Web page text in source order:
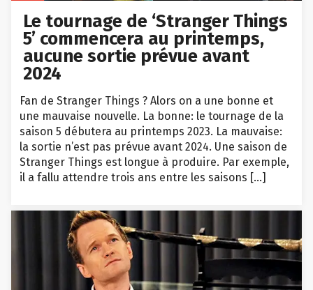
Le tournage de ‘Stranger Things
5’ commencera au printemps,
aucune sortie prévue avant
2024
Fan de Stranger Things ? Alors on a une bonne et
une mauvaise nouvelle. La bonne: le tournage de la
saison 5 débutera au printemps 2023. La mauvaise:
la sortie n’est pas prévue avant 2024. Une saison de
Stranger Things est longue à produire. Par exemple,
il a fallu attendre trois ans entre les saisons […]